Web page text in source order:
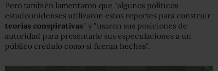
Pero también lamentaron que "algunos políticos
estadounidenses utilizaron estos reportes para construir
teorías conspirativas" y "usaron sus posiciones de
autoridad para presentarle sus especulaciones a un
público crédulo como si fueran hechos".